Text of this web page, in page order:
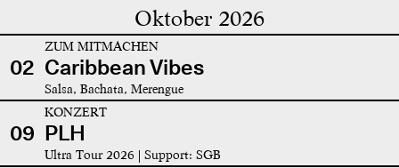
Oktober 2026
02
ZUM MITMACHEN
Caribbean Vibes
Salsa, Bachata, Merengue
09
KONZERT
PLH
Ultra Tour 2026 | Support: SGB